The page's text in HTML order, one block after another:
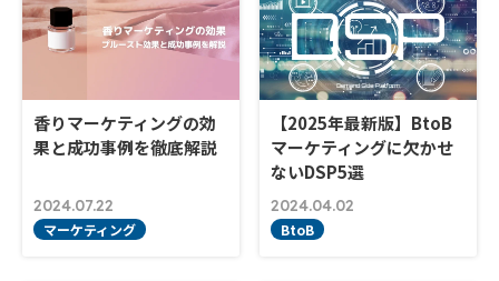
香りマーケティングの効
果と成功事例を徹底解説
2024.07.22
マーケティング
【2025年最新版】BtoB
マーケティングに欠かせ
ないDSP5選
2024.04.02
BtoB